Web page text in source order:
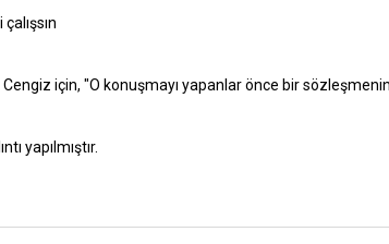
için, "O konuşmayı yapanlar önce bir
yapılmıştır.